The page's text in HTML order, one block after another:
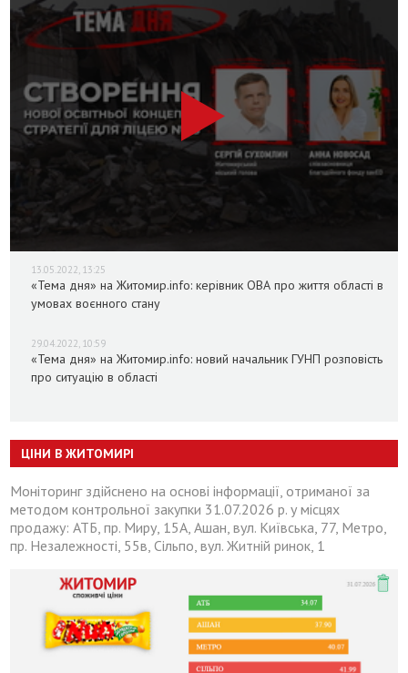
13.05.2022, 13:25
«Тема дня» на Житомир.info: керівник ОВА про життя області в
умовах воєнного стану
29.04.2022, 10:59
«Тема дня» на Житомир.info: новий начальник ГУНП розповість
про ситуацію в області
ЦІНИ В ЖИТОМИРІ
Моніторинг здійснено на основі інформації, отриманої за
методом контрольної закупки 31.07.2026 р. у місцях
продажу: АТБ, пр. Миру, 15А, Ашан, вул. Київська, 77, Метро,
пр. Незалежності, 55в, Сільпо, вул. Житній ринок, 1